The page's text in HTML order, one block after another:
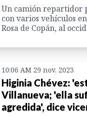
Un camión repartidor
con varios vehículos
Rosa de Copán, al
10:06 AM 29 nov. 2023
Higinia Chévez:
Villanueva; 'ella
agredida', dice